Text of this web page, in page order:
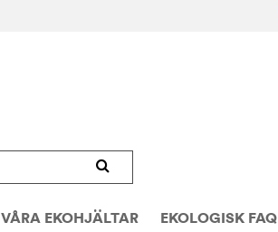
VÅRA EKOHJÄLTAR EKOLOGISK FAQ